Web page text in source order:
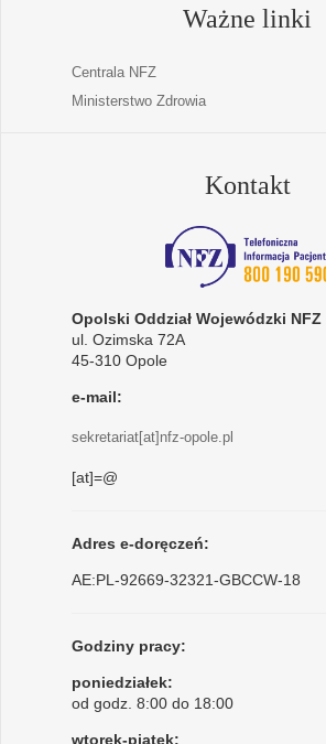
Ważne linki
Centrala NFZ
Ministerstwo Zdrowia
Kontakt
Opolski Oddział Wojewódzki NFZ
ul. Ozimska 72A
45-310 Opole
e-mail:
sekretariat[at]nfz-opole.pl
[at]=@
Adres e-doręczeń:
AE:PL-92669-32321-GBCCW-18
Godziny pracy:
poniedziałek:
od godz. 8:00 do 18:00
wtorek-piątek: